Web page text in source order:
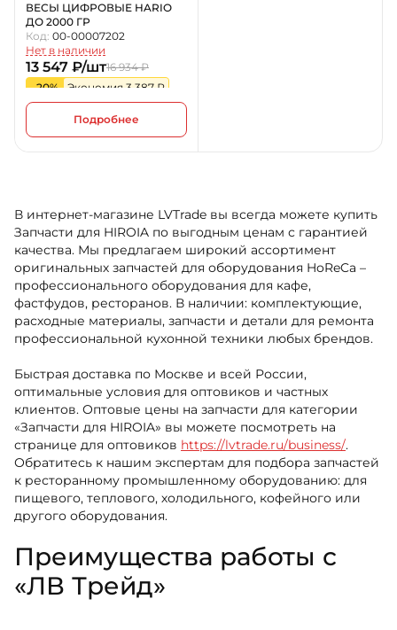
ВЕСЫ ЦИФРОВЫЕ HARIO
ДО 2000 ГР
Код: 00-00007202
Нет в наличии
13 547 ₽/шт16 934 ₽
-20%
Экономия 3 387 ₽
Подробнее
В интернет-магазине LVTrade вы всегда можете купить
Запчасти для HIROIA по выгодным ценам с гарантией
качества. Мы предлагаем широкий ассортимент
оригинальных запчастей для оборудования HoReCa –
профессионального оборудования для кафе,
фастфудов, ресторанов. В наличии: комплектующие,
расходные материалы, запчасти и детали для ремонта
профессиональной кухонной техники любых брендов.
Быстрая доставка по Москве и всей России,
оптимальные условия для оптовиков и частных
клиентов. Оптовые цены на запчасти для категории
«Запчасти для HIROIA» вы можете посмотреть на
странице для оптовиков https://lvtrade.ru/business/.
Обратитесь к нашим экспертам для подбора запчастей
к ресторанному промышленному оборудованию: для
пищевого, теплового, холодильного, кофейного или
другого оборудования.
Преимущества работы с
«ЛВ Трейд»